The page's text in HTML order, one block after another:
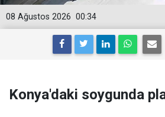
00:34
08 Ağustos 2026
Konya'daki soygunda